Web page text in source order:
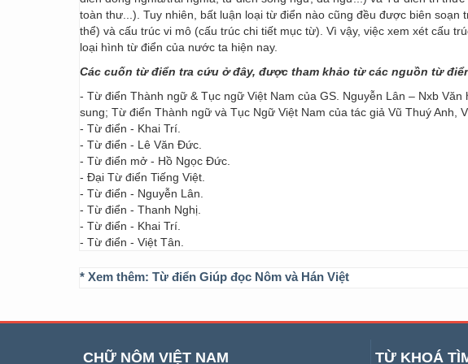
toàn thư...). Tuy nhiên, bất luận loại từ điển nào cũng đều được biên soạn
thể) và cấu trúc vi mô (cấu trúc chi tiết mục từ). Vì vậy, việc xem xét cấu
loại hình từ điển của nước ta hiện nay.
Các cuốn từ điển tra cứu ở đây, được tham khảo từ các nguồn từ
- Từ điển Thành ngữ & Tục ngữ Việt Nam của GS. Nguyễn Lân – Nxb
sung; Từ điển Thành ngữ và Tục Ngữ Việt Nam của tác giả Vũ Thuý Anh,
- Từ điển - Khai Trí.
- Từ điển - Lê Văn Đức.
- Từ điển mở - Hồ Ngọc Đức.
- Đại Từ điển Tiếng Việt.
- Từ điển - Nguyễn Lân.
- Từ điển - Thanh Nghị.
- Từ điển - Khai Trí.
- Từ điển - Việt Tân.
* Xem thêm: Từ điển Giúp đọc Nôm và Hán Việt
CHỮ NÔM VIỆT NAM TỪ KHOÁ